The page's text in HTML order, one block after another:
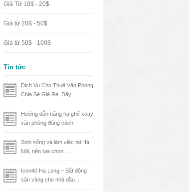
Giá Từ 10$ - 20$
Giá từ 20$ - 50$
Giá từ 50$ - 100$
Tin tức
Dịch Vụ Cho Thuê Văn Phòng
Chia Sẻ Giá Rẻ, Đầy ...
Hướng dẫn nâng hạ ghế xoay
văn phòng đúng cách
Sinh sống và làm việc tại Hà
Nội, nên lựa chọn ...
Icon40 Hạ Long – Bất động
sản vàng cho nhà đầu ...